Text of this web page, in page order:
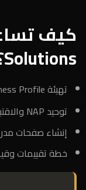
Solutions؟
تهيئة Google Business Profile وصور احترافية.
توحيد NAP والاقتباسات المحلية.
إنشاء صفحات
خطة تقييمات